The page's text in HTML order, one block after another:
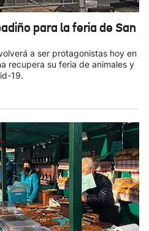
para la feria de San
a ser protagonistas hoy en
recupera su feria de animales y
19.